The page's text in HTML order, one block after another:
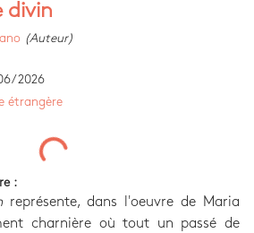
divin
(Auteur)
2026
étrangère
:
représente, dans l'oeuvre de Maria
charnière où tout un passé de